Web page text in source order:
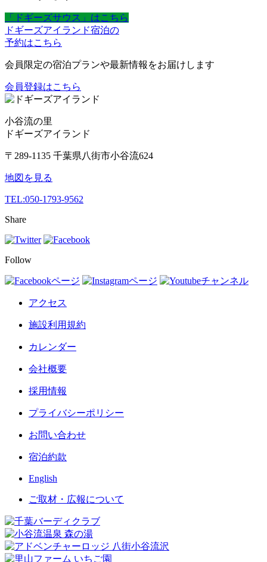
「ドギーズサウス」はこちら
ドギーズアイランド宿泊の
予約はこちら
会員限定の宿泊プランや最新情報をお届けします
会員登録はこちら
小谷流の里
ドギーズアイランド
〒289-1135 千葉県八街市小谷流624
地図を見る
TEL:050-1793-9562
Share
Follow
アクセス
施設利用規約
カレンダー
会社概要
採用情報
プライバシーポリシー
お問い合わせ
宿泊約款
English
ご取材・広報について